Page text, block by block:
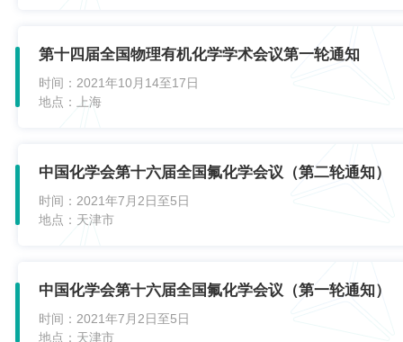
第十四届全国物理有机化学学术会议第一轮通知
时间： 2021年10月14至17日
地点：
上海
中国化学会第十六届全国氟化学会议（第二轮通知）
时间： 2021年7月2日至5日
地点： 天津市
中国化学会第十六届全国氟化学会议（第一轮通知）
时间： 2021年7月2日至5日
地点： 天津市